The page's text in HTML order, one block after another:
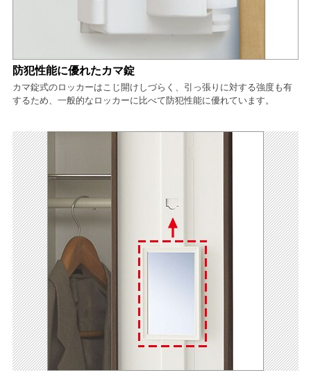
防犯性能に優れたカマ錠
カマ錠式のロッカーはこじ開けしづらく、引っ張りに対する強度も有
するため、一般的なロッカーに比べて防犯性能に優れています。